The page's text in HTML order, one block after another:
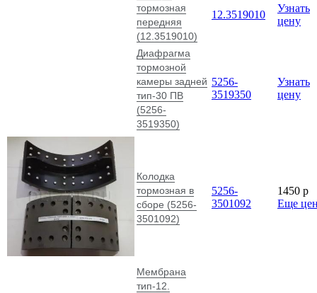
тормозная
передняя
(12.3519010)
12.3519010
Узнать
цену
Диафрагма
тормозной
камеры задней
тип-30 ПВ
(5256-
3519350)
5256-
3519350
Узнать
цену
Колодка
тормозная в
сборе (5256-
3501092)
5256-
3501092
1450 p
Еще
Мембрана
тип-12.